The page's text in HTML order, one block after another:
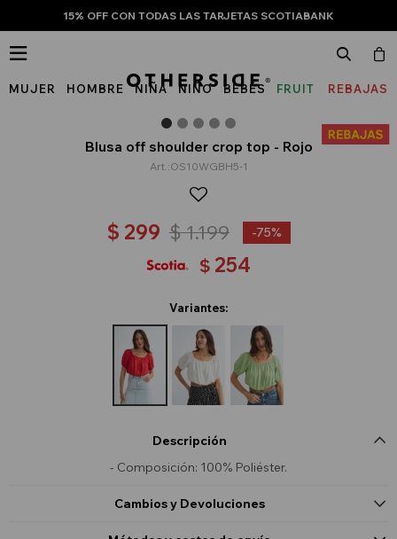
15% OFF CON TODAS LAS TARJETAS SCOTIABANK
MUJER HOMBRE NIÑA NIÑO BEBÉS
FRUIT
THE
REBAJAS

Blusa off shoulder crop top - Rojo
OS10WGBH5-1
$ 299 $1.199 75
$ 254
Variantes:
Descripción
- Composición: 100% Poliéster.
Cambios y Devoluciones